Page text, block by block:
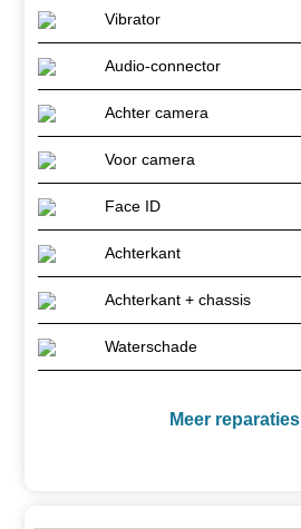
Vibrator
Audio-connector
Achter camera
Voor camera
Face ID
Achterkant
Achterkant + chassis
Waterschade
Meer reparaties